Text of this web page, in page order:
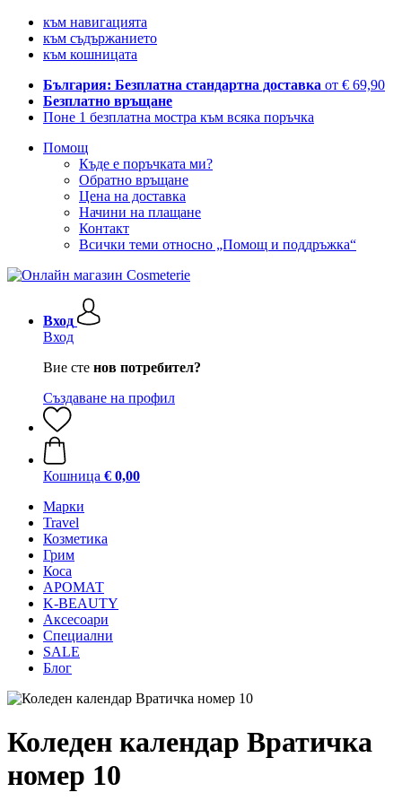
към навигацията
към съдържанието
към кошницата
България: Безплатна стандартна доставка от € 69,90
Безплатно връщане
Поне 1 безплатна мостра към всяка поръчка
Помощ
Къде е поръчката ми?
Обратно връщане
Цена на доставка
Начини на плащане
Контакт
Всички теми относно „Помощ и поддръжка“
Вход
Вход
Вие сте нов потребител?
Създаване на профил
Кошница € 0,00
Mарки
Travel
Козметика
Грим
Коса
АРОМАТ
K-BEAUTY
Аксесоари
Специални
SALE
Блог
Коледен календар Вратичка
номер 10